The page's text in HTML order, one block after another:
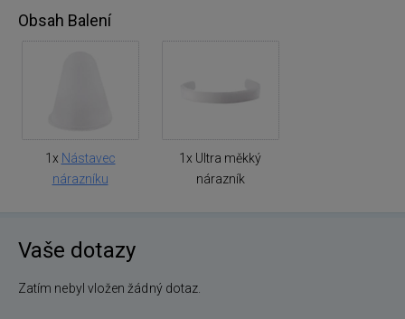
Obsah Balení
1x Nástavec
nárazníku
1x Ultra měkký
nárazník
Vaše dotazy
Zatím nebyl vložen žádný dotaz.